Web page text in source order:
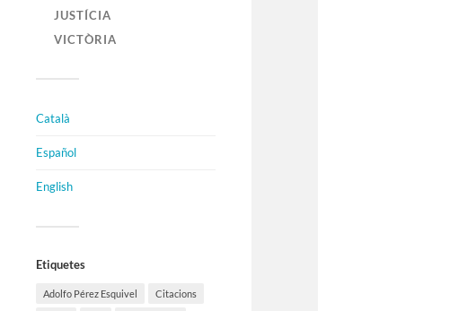
JUSTÍCIA
VICTÒRIA
Català
Español
English
Etiquetes
Adolfo Pérez Esquivel Citacions